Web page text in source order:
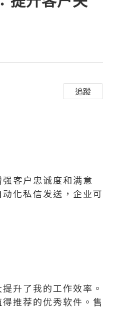
追蹤
客户忠诚度和满意
化私信发送，企业可
升了我的工作效率。
推荐的优秀软件。售